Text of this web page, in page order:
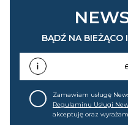
BĄDŹ NA BIEŻĄCO
Zamawiam usługę
Regulaminu Usługi
akceptuję oraz